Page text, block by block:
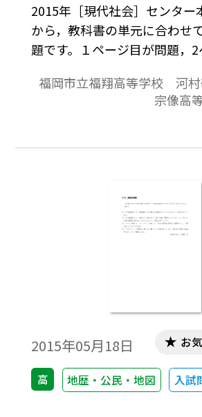
2015年［現代社会］センター
から，教科書の単元に合わせ
題です。１ページ目が問題，
福岡市立福翔高等学校 河
宗像高
2015年05月18日
高 地歴・公民・地図 入試
お